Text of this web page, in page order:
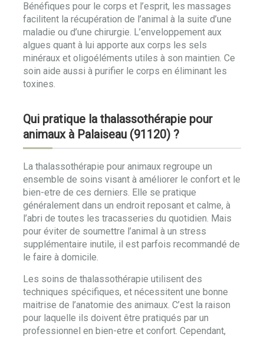
Bénéfiques pour le corps et l’esprit, les massages
facilitent la récupération de l’animal à la suite d’une
maladie ou d’une chirurgie. L’enveloppement aux
algues quant à lui apporte aux corps les sels
minéraux et oligoéléments utiles à son maintien. Ce
soin aide aussi à purifier le corps en éliminant les
toxines.
Qui pratique la thalassothérapie pour
animaux à Palaiseau (91120) ?
La thalassothérapie pour animaux regroupe un
ensemble de soins visant à améliorer le confort et le
bien-etre de ces derniers. Elle se pratique
généralement dans un endroit reposant et calme, à
l’abri de toutes les tracasseries du quotidien. Mais
pour éviter de soumettre l’animal à un stress
supplémentaire inutile, il est parfois recommandé de
le faire à domicile.
Les soins de thalassothérapie utilisent des
techniques spécifiques, et nécessitent une bonne
maitrise de l’anatomie des animaux. C’est la raison
pour laquelle ils doivent être pratiqués par un
professionnel en bien-etre et confort. Cependant,